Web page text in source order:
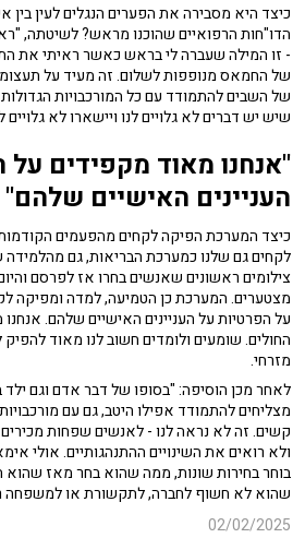
כיצד היא מסבירה את הפערים הנגלים לעין בין
הדו"חות הרפואיים שהוכנו מראש? לשיטתה,
- זו המילה שעברה לי בראש כאשר ראיתי את
של החמאס מנופפות לשלום. זה מעיד על
של השבים להתמודד עם כל המורכבויות
שיש יש דברים לא גלויים לנו ויישארו לא גלויים
"אנחנו מאוד מקפידים על
העניינים האישיים שלהם"
כיצד המערכת הפיקה לקחים מהפעמים
לקחים גם שלנו כמערכת הבריאות, גם
צילומים ראשונים שאנשים בחרו אז לפרסם
מצטערים. המערכת כן הטמיעה, למדה ומפיקה
על הפרטיות על העניינים האישיים שלהם.
החולים. שומעים ולומדים חשוב לנו מאוד
מזרחי.
לאחר מכן הוסיפה: "בסופו של דבר אדם וגם ילד
מצליחים להתמודד אפילו היטב, גם עם
קשים. זה לא נראה לנו - לאנשים שפחות
ולא רואים את השינויים ההתנהגותיים. אולי
בוחר בחירות שונות, ממה שהוא בחר מאז שהוא
שהוא לא חשוף לחברה, לתקשורת או למשפחה
02/02/2025